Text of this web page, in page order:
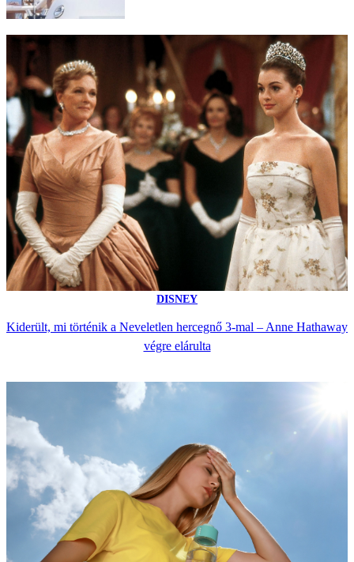
DISNEY
Kiderült, mi történik a Neveletlen hercegnő 3-mal – Anne Hathaway
végre elárulta